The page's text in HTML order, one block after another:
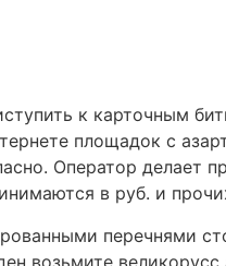
к карточным
площадок с
Оператор делает
в руб. и
перечнями
возьмите великорусс